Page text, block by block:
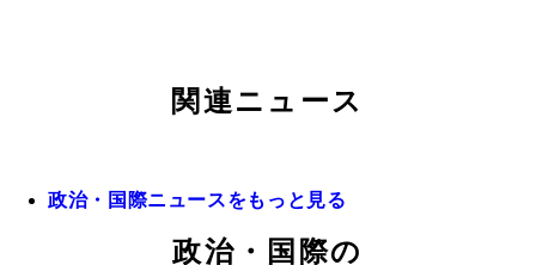
関連ニュース
政治・国際ニュースをもっと見る
政治・国際の